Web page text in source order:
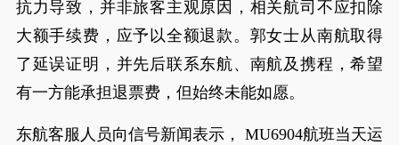
抗力导致，并非旅客主观原因，相关航司不应扣除
大额手续费，应予以全额退款。郭女士从南航取得
了延误证明，并先后联系东航、南航及携程，希望
有一方能承担退票费，但始终未能如愿。
东航客服人员向信号新闻表示， MU6904航班当天运